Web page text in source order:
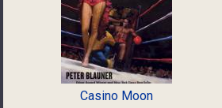
Casino Moon